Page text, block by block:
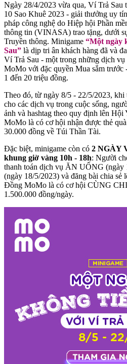
Ngày 28/4/2023 vừa qua, Ví Trả
10 Sao Khuê 2023 - giải thưởng uy
pháp công nghệ do Hiệp hội Phần
thông tin (VINASA) trao tặng, dưới
Truyền thông. Minigame “Một ngày
Sau” là dịp tri ân khách hàng đã và
Ví Trả Sau - một trong những dịch
MoMo với đặc quyền Mua sắm trước
1 đến 20 triệu đồng.
Theo đó, từ ngày 8/5 - 22/5/2023, khi
cho các dịch vụ trong cuộc sống,
ảnh và hashtag theo quy định lên
MoMo là có cơ hội nhận được thẻ
30.000 đồng về Túi Thần Tài.
Đặc biệt, minigame còn có 2 NGÀY
khung giờ vàng 10h - 18h: Người
thanh toán dịch vụ ĂN UỐNG
(ngày 18/5/2023) và đăng bài chia
Đồng MoMo là có cơ hội CÙNG
1.500.000 đồng/ngày.